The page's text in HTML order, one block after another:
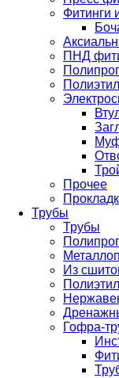
Фитинги
ПНД
Прочее
Трубы
Трубы
Из
Гофра-